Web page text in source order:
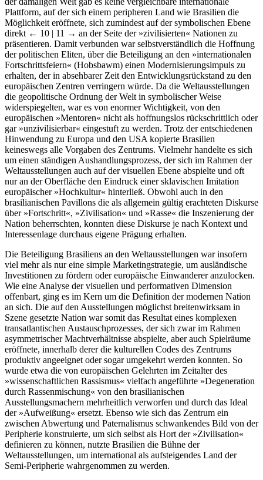
Plattform, auf der sich einem peripheren Land wie Brasilien die
Möglichkeit eröffnete, sich zumindest auf der symbolischen Ebene
direkt ← 10 | 11 → an der Seite der »zivilisierten« Nationen zu
präsentieren. Damit verbunden war selbstverständlich die Hoffnung
der politischen Eliten, über die Beteiligung an den »internationalen
Fortschrittsfeiern« (Hobsbawm) einen Modernisierungsimpuls zu
erhalten, der in absehbarer Zeit den Entwicklungsrückstand zu den
europäischen Zentren verringern würde. Da die Weltausstellungen
die geopolitische Ordnung der Welt in symbolischer Weise
widerspiegelten, war es von enormer Wichtigkeit, von den
europäischen »Mentoren« nicht als hoffnungslos rückschrittlich oder
gar »unzivilisierbar« eingestuft zu werden. Trotz der entschiedenen
Hinwendung zu Europa und den USA kopierte Brasilien
keineswegs alle Vorgaben des Zentrums. Vielmehr handelte es sich
um einen ständigen Aushandlungsprozess, der sich im Rahmen der
Weltausstellungen auch auf der visuellen Ebene abspielte und oft
nur an der Oberfläche den Eindruck einer sklavischen Imitation
europäischer »Hochkultur« hinterließ. Obwohl auch in den
brasilianischen Pavillons die als allgemein gültig erachteten Diskurse
über »Fortschritt«, »Zivilisation« und »Rasse« die Inszenierung der
Nation beherrschten, konnten diese Diskurse je nach Kontext und
Interessenlage durchaus eigene Prägung erhalten.
Die Beteiligung Brasiliens an den Weltausstellungen war insofern
viel mehr als nur eine simple Marketingstrategie, um ausländische
Investitionen zu fördern oder europäische Einwanderer anzulocken.
Wie eine Analyse der visuellen und performativen Dimension
offenbart, ging es im Kern um die Definition der modernen Nation
an sich. Die auf den Ausstellungen möglichst breitenwirksam in
Szene gesetzte Nation war somit das Resultat eines komplexen
transatlantischen Austauschprozesses, der sich zwar im Rahmen
asymmetrischer Machtverhältnisse abspielte, aber auch Spielräume
eröffnete, innerhalb derer die kulturellen Codes des Zentrums
produktiv angeeignet oder sogar umgekehrt werden konnten. So
wurde etwa die von europäischen Gelehrten im Zeitalter des
»wissenschaftlichen Rassismus« vielfach angeführte »Degeneration
durch Rassenmischung« von den brasilianischen
Ausstellungsmachern mehrheitlich verworfen und durch das Ideal
der »Aufweißung« ersetzt. Ebenso wie sich das Zentrum ein
zwischen Abwertung und Paternalismus schwankendes Bild von der
Peripherie konstruierte, um sich selbst als Hort der »Zivilisation«
definieren zu können, nutzte Brasilien die Bühne der
Weltausstellungen, um international als aufsteigendes Land der
Semi-Peripherie wahrgenommen zu werden.